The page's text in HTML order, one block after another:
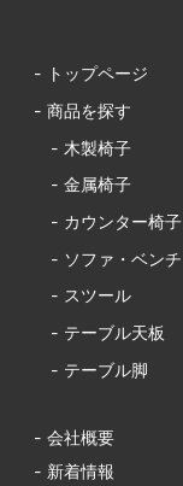
- トップページ
- 商品を探す
- 木製椅子
- 金属椅子
- カウンター椅子
- ソファ・ベンチ
- スツール
- テーブル天板
- テーブル脚
- 会社概要
- 新着情報